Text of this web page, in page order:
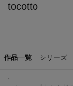
tocotto
作品一覧 シリーズ